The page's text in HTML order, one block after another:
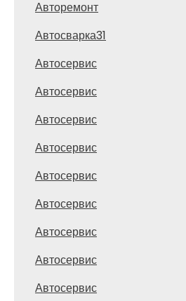
Авторемонт
Автосварка31
Автосервис
Автосервис
Автосервис
Автосервис
Автосервис
Автосервис
Автосервис
Автосервис
Автосервис